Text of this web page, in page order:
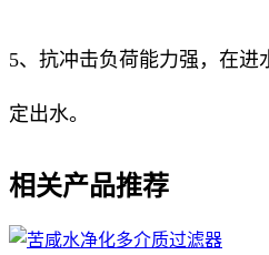
5、抗冲击负荷能力强，在进
定出水。
相关产品推荐